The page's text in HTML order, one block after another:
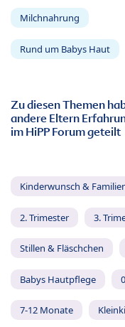
Milchnahrung
Rund um Babys Haut
Zu diesen Themen
andere Eltern
im HiPP Forum geteilt
Kinderwunsch &
2. Trimester 3.
Stillen & Fläschchen
Babys Hautpflege
7-12 Monate